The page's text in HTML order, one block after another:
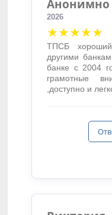
Анонимно
2026
★★★★★
ТПСБ
другими
банке с 2004
грамотные
,доступно и